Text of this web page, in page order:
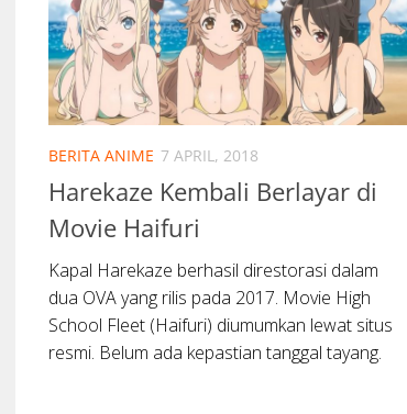
BERITA ANIME 7 APRIL, 2018
Harekaze Kembali Berlayar di
Movie Haifuri
Kapal Harekaze berhasil direstorasi dalam
dua OVA yang rilis pada 2017. Movie High
School Fleet (Haifuri) diumumkan lewat situs
resmi. Belum ada kepastian tanggal tayang.